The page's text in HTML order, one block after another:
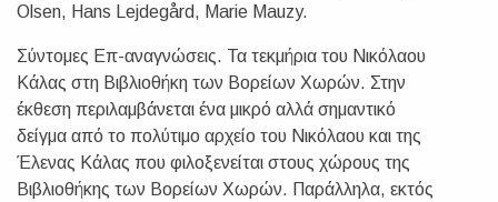
Olsen, Hans Lejdegård, Marie Mauzy.
Σύντομες Επ-αναγνώσεις. Τα τεκμήρια του Νικόλαου
Κάλας στη Βιβλιοθήκη των Βορείων Χωρών. Στην
έκθεση περιλαμβάνεται ένα μικρό αλλά σημαντικό
δείγμα από το πολύτιμο αρχείο του Νικόλαου και της
Έλενας Κάλας που φιλοξενείται στους χώρους της
Βιβλιοθήκης των Βορείων Χωρών. Παράλληλα, εκτός